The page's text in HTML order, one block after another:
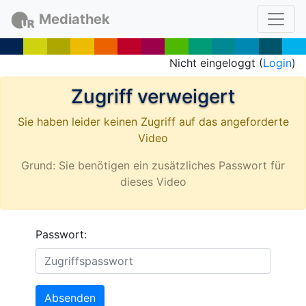
Mediathek
Nicht eingeloggt (Login)
Zugriff verweigert
Sie haben leider keinen Zugriff auf das angeforderte
Video
Grund: Sie benötigen ein zusätzliches Passwort für
dieses Video
Passwort:
Absenden